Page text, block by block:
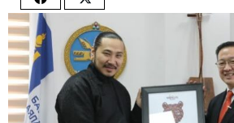
Share
on
Facebook
Share
on
Twitter